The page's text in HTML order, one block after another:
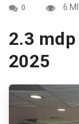
0 6
2.3 mdp
2025